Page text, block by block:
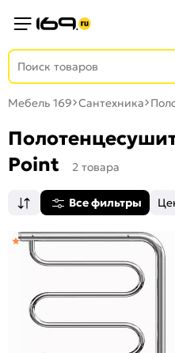
Мебель 169 Сантехника
Point
2 товара
Все фильтры